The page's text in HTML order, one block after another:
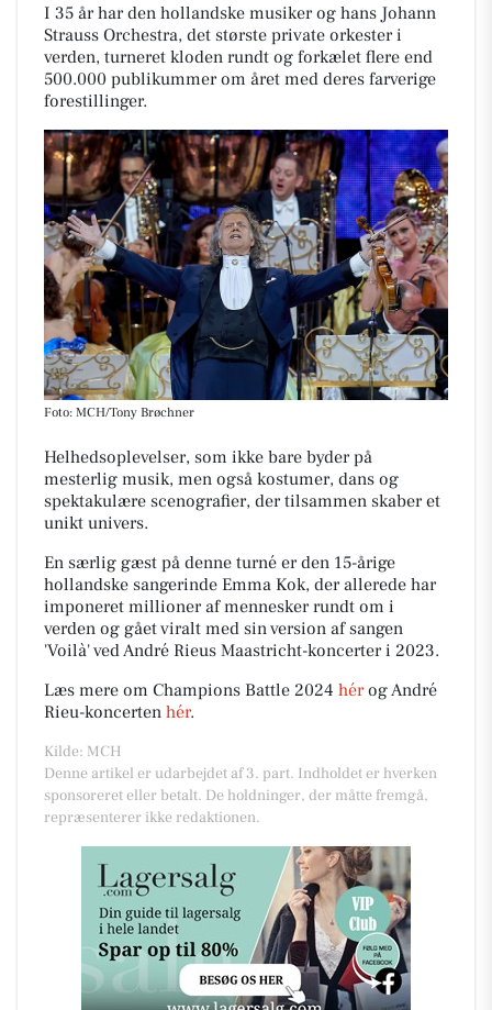
I 35 år har den hollandske musiker og hans Johann
Strauss Orchestra, det største private orkester i
verden, turneret kloden rundt og forkælet flere end
500.000 publikummer om året med deres farverige
forestillinger.
Foto: MCH/Tony Brøchner
Helhedsoplevelser, som ikke bare byder på
mesterlig musik, men også kostumer, dans og
spektakulære scenografier, der tilsammen skaber et
unikt univers.
En særlig gæst på denne turné er den 15-årige
hollandske sangerinde Emma Kok, der allerede har
imponeret millioner af mennesker rundt om i
verden og gået viralt med sin version af sangen
'Voilà' ved André Rieus Maastricht-koncerter i 2023.
Læs mere om Champions Battle 2024 hérog André
Rieu-koncerten hér.
Kilde: MCH
Denne artikel er udarbejdet af 3. part. Indholdet er hverken
sponsoreret eller betalt. De holdninger, der måtte fremgå,
repræsenterer ikke redaktionen.